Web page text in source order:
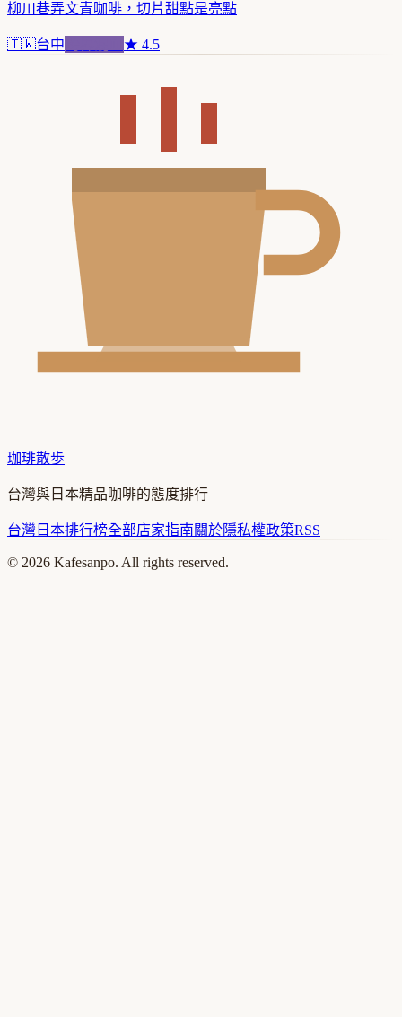
柳川巷弄文青咖啡，切片甜點是亮點
🇹🇼台中 ★ 4.5
珈琲散歩
台灣與日本精品咖啡的態度排行
台灣 日本排行榜全部店家指南關於隱私權政策RSS
© 2026 Kafesanpo. All rights reserved.